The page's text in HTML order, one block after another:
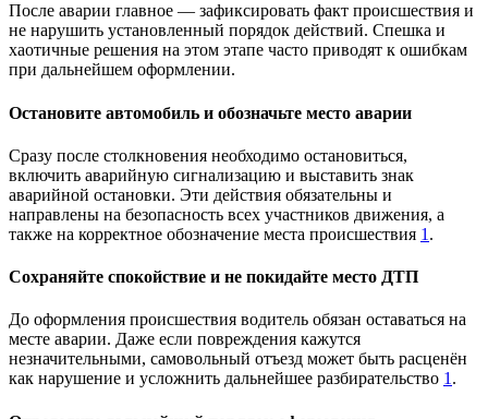
После аварии главное — зафиксировать факт происшествия и
не нарушить установленный порядок действий. Спешка и
хаотичные решения на этом этапе часто приводят к ошибкам
при дальнейшем оформлении.
Остановите автомобиль и обозначьте место аварии
Сразу после столкновения необходимо остановиться,
включить аварийную сигнализацию и выставить знак
аварийной остановки. Эти действия обязательны и
направлены на безопасность всех участников движения, а
также на корректное обозначение места происшествия 1 .
Сохраняйте спокойствие и не покидайте место ДТП
До оформления происшествия водитель обязан оставаться на
месте аварии. Даже если повреждения кажутся
незначительными, самовольный отъезд может быть расценён
как нарушение и усложнить дальнейшее разбирательство 1 .